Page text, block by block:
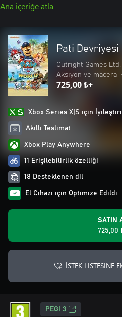
Ana içeriğe atla
Pati Devriyesi
Outright Games Ltd.
Aksiyon ve macera
•
725,00 ₺+
Xbox Series X|S için
Akıllı Teslimat
Xbox Play Anywhere
11 Erişilebilirlik özelliği
18 Desteklenen dil
El Cihazı için Optimize Edildi
SATIN
725,00
İSTEK LISTESINE
PEGI 3